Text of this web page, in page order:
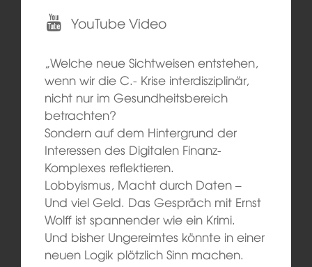
YouTube Video
„Welche neue Sichtweisen entstehen,
wenn wir die C.- Krise interdisziplinär,
nicht nur im Gesundheitsbereich
betrachten?
Sondern auf dem Hintergrund der
Interessen des Digitalen Finanz-
Komplexes reflektieren.
Lobbyismus, Macht durch Daten –
Und viel Geld. Das Gespräch mit Ernst
Wolff ist spannender wie ein Krimi.
Und bisher Ungereimtes könnte in einer
neuen Logik plötzlich Sinn machen.